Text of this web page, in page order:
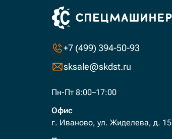
+7 (499) 394-50-93
sksale@skdst.ru
Пн-Пт 8:00–17:00
Офис
г. Иваново, ул. Жиделева, д. 15